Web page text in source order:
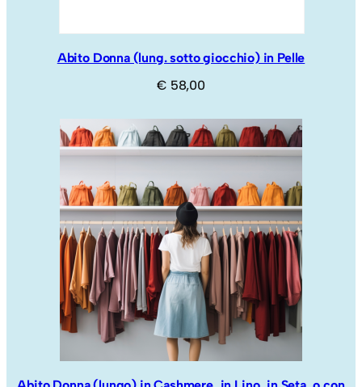
Abito Donna (lung. sotto giocchio) in Pelle
€ 58,00